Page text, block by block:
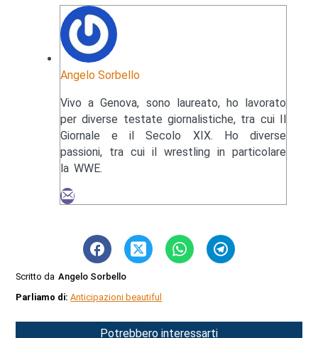
Angelo Sorbello
Vivo a Genova, sono laureato, ho lavorato
per diverse testate giornalistiche, tra cui Il
Giornale e il Secolo XIX. Ho diverse
passioni, tra cui il wrestling in particolare
la WWE.
Scritto da Angelo Sorbello
Parliamo di:Anticipazioni beautiful
Potrebbero interessarti